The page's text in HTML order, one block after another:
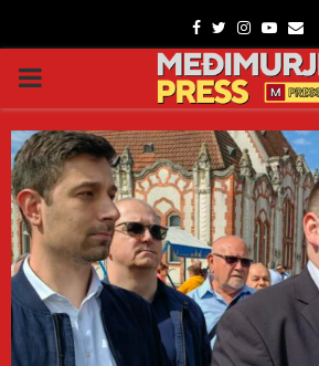
Facebook
TwitterInstagram
PRIMARY
MENU